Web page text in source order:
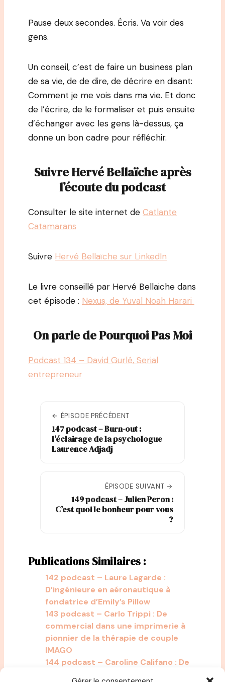
Pause deux secondes. Écris. Va voir des
gens.
Un conseil, c’est de faire un business plan
de sa vie, de de dire, de décrire en disant:
Comment je me vois dans ma vie. Et donc
de l’écrire, de le formaliser et puis ensuite
d’échanger avec les gens là-dessus, ça
donne un bon cadre pour réfléchir.
Suivre Hervé Bellaïche après
l’écoute du podcast
Consulter le site internet de Catlante
Catamarans
Suivre Hervé Bellaïche sur LinkedIn
Le livre conseillé par Hervé Bellaiche dans
cet épisode : Nexus, de Yuval Noah Harari
On parle de Pourquoi Pas Moi
Podcast 134 – David Gurlé, Serial
entrepreneur
← ÉPISODE PRÉCÉDENT
147 podcast – Burn-out :
l’éclairage de la psychologue
Laurence Adjadj
ÉPISODE SUIVANT →
149 podcast – Julien Peron :
C’est quoi le bonheur pour vous
?
Publications Similaires :
142 podcast – Laure Lagarde :
D’ingénieure en aéronautique à
fondatrice d’Emily’s Pillow
143 podcast – Carlo Trippi : De
commercial dans une imprimerie à
pionnier de la thérapie de couple
IMAGO
144 podcast – Caroline Califano : De